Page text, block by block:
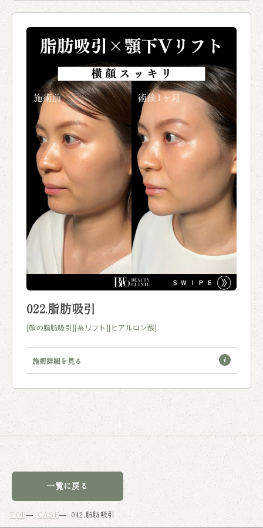
022.脂肪吸引
[顔の脂肪吸引][糸リフト][ヒアルロン酸]
施術詳細を見る
一覧に戻る
TOP CASE 042.脂肪吸引